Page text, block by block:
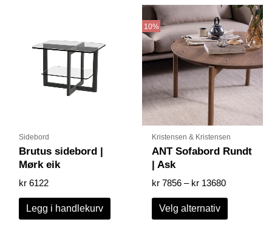
Sidebord
Brutus sidebord |
Mørk eik
kr 6122
Legg i handlekurv
10%
Kristensen & Kristensen
ANT Sofabord Rundt
| Ask
kr 7856 – kr 13680
kr 7856
til
kr 13680
Velg alternativ
Dette
produktet
har
flere
varianter.
kan
velges
på